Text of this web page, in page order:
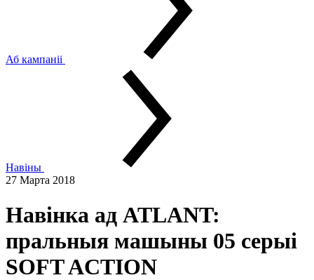
Аб кампаніі
Навіны
27 Марта 2018
Навінка ад ATLANT:
пральныя машыны 05 серыі
SOFT ACTION